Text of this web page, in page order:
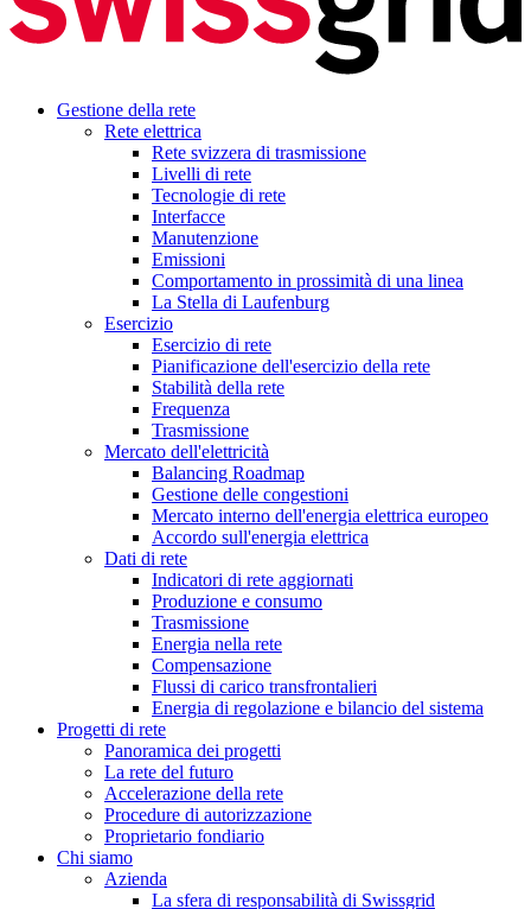
Gestione della rete
Rete elettrica
Rete svizzera di trasmissione
Livelli di rete
Tecnologie di rete
Interfacce
Manutenzione
Emissioni
Comportamento in prossimità di una linea
La Stella di Laufenburg
Esercizio
Esercizio di rete
Pianificazione dell'esercizio della rete
Stabilità della rete
Frequenza
Trasmissione
Mercato dell'elettricità
Balancing Roadmap
Gestione delle congestioni
Mercato interno dell'energia elettrica europeo
Accordo sull'energia elettrica
Dati di rete
Indicatori di rete aggiornati
Produzione e consumo
Trasmissione
Energia nella rete
Compensazione
Flussi di carico transfrontalieri
Energia di regolazione e bilancio del sistema
Progetti di rete
Panoramica dei progetti
La rete del futuro
Accelerazione della rete
Procedure di autorizzazione
Proprietario fondiario
Chi siamo
Azienda
La sfera di responsabilità di Swissgrid